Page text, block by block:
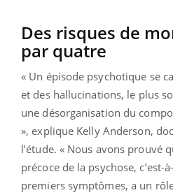
Des risques de
par quatre
« Un épisode psychotique se
et des hallucinations, le plus
une désorganisation du
», explique Kelly Anderson,
l’étude. « Nous avons prouvé
précoce de la psychose, c’est-
premiers symptômes, a un